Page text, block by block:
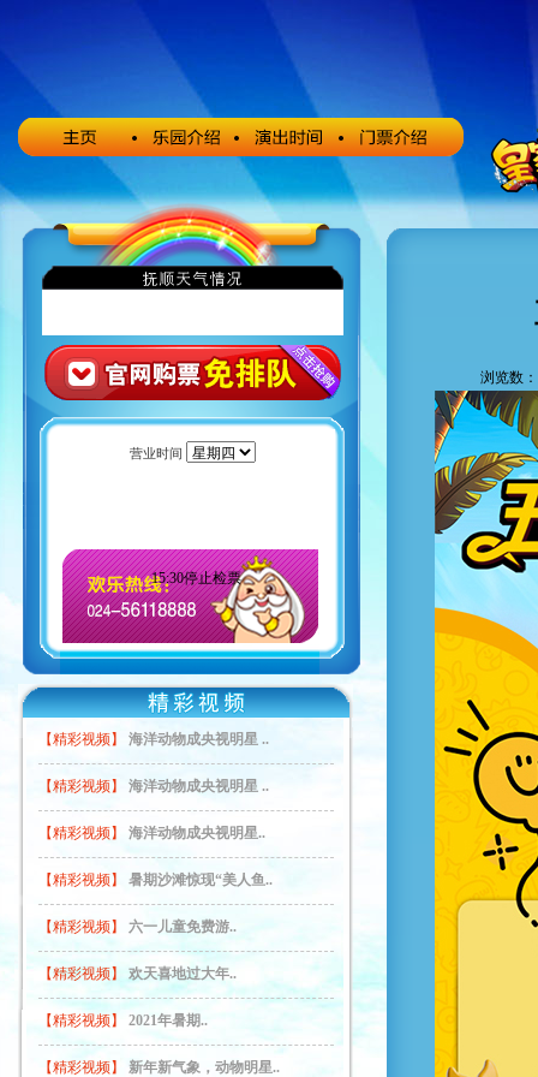
营业时间
15:30停止检票
【精彩视频】 海洋动物成央视明星 ..
【精彩视频】 海洋动物成央视明星 ..
【精彩视频】 海洋动物成央视明星..
【精彩视频】 暑期沙滩惊现“美人鱼..
【精彩视频】 六一儿童免费游..
【精彩视频】 欢天喜地过大年..
【精彩视频】 2021年暑期..
【精彩视频】 新年新气象，动物明星..
浏览数